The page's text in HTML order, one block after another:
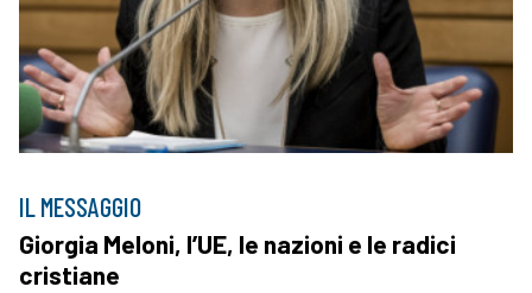
IL MESSAGGIO
Giorgia Meloni, l’UE, le nazioni e le radici
cristiane